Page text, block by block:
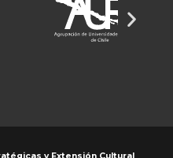
y Extensión Cultural